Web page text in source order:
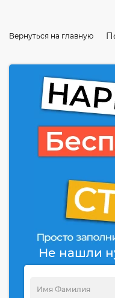
Вернуться на главную
Не нашли